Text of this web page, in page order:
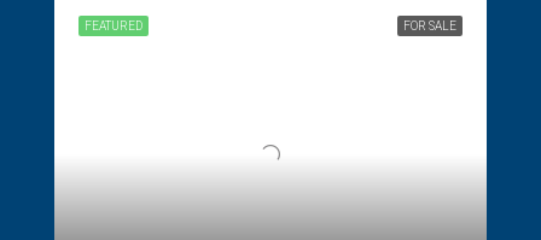
FOR SALE
FEATURED